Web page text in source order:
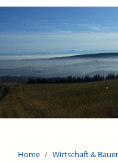
Home Wirtschaft &